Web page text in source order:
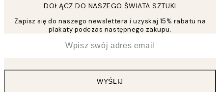
DOŁĄCZ DO NASZEGO ŚWIATA SZTUKI
Zapisz się do naszego newslettera i uzyskaj 15% rabatu na
plakaty podczas następnego zakupu.
WYŚLIJ